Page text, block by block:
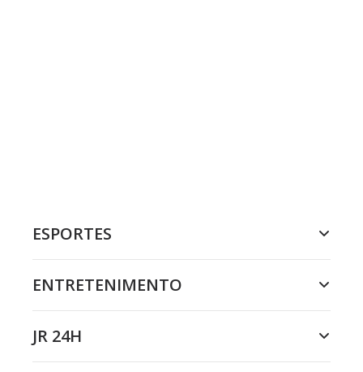
ESPORTES
ENTRETENIMENTO
JR 24H